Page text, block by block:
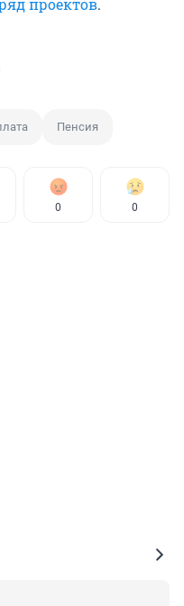
проектов.
Пенсия
0 0